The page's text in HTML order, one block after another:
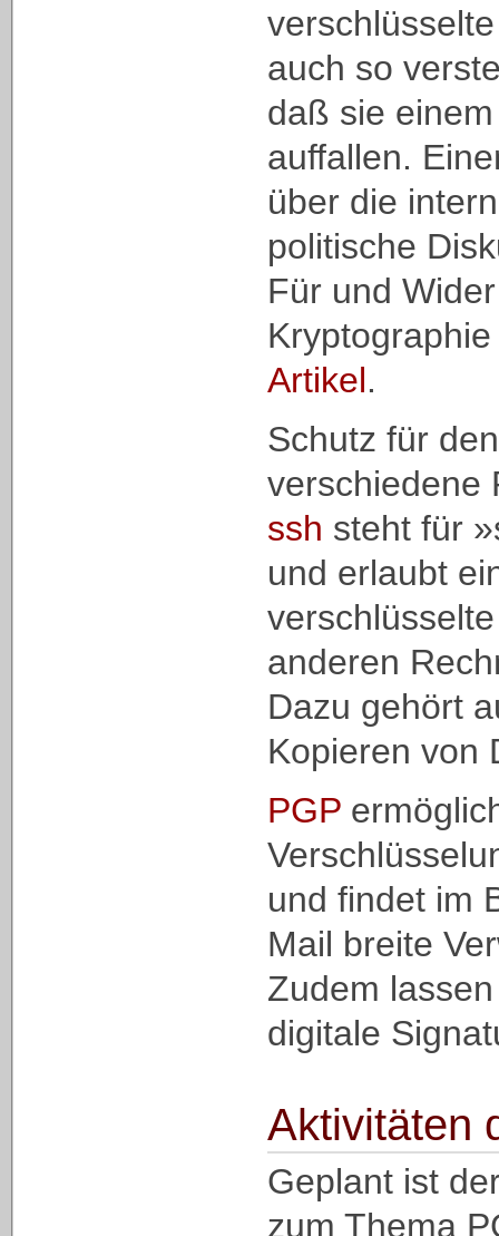
auch so
daß sie
auffallen.
über die
politische
Für und
Artikel.
Schutz für
verschiedene
ssh steht für
und erlaubt
anderen
Dazu gehört
Kopieren von
PGP
und findet im
Mail breite
Zudem
digitale
Aktivitäten
Geplant ist
zum Thema